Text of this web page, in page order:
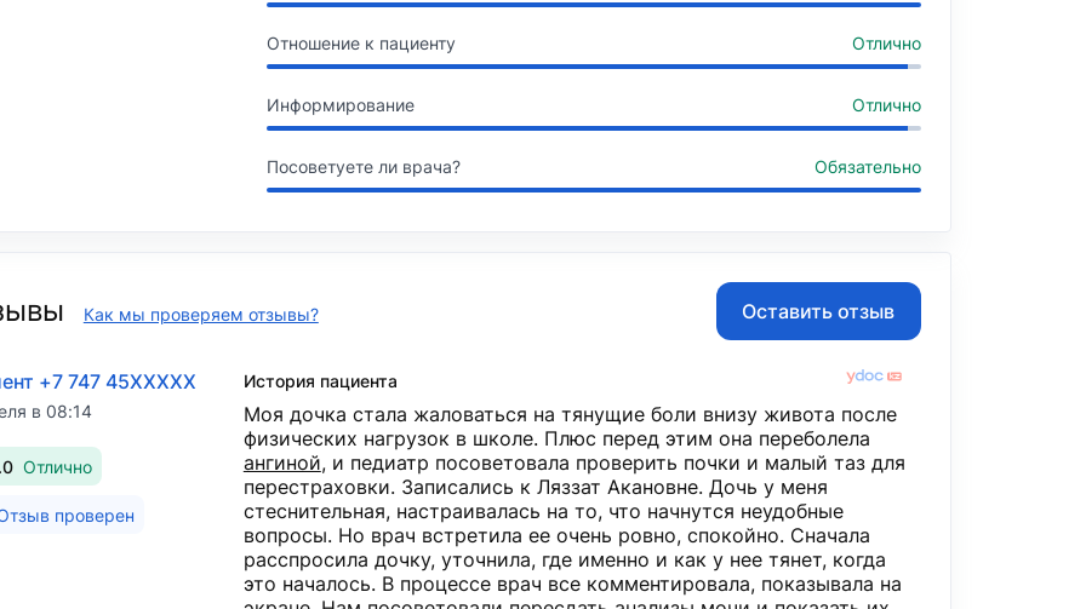
Отношение к пациенту Отлично
Информирование Отлично
Посоветуете ли врача? Обязательно
Как мы проверяем отзывы? Оставить отзыв
+7 747 45XXXXX
в 08:14
Отлично
проверен
История пациента
Моя дочка стала жаловаться на тянущие боли внизу живота после
физических нагрузок в школе. Плюс перед этим она переболела
ангиной​, и педиатр посоветовала проверить почки и малый таз для
перестраховки. Записались к Ляззат Акановне. Дочь у меня
стеснительная, настраивалась на то, что начнутся неудобные
вопросы. Но врач встретила ее очень ровно, спокойно. Сначала
расспросила дочку, уточнила, где именно и как у нее тянет, когда
это началось. В процессе врач все комментировала, показывала на